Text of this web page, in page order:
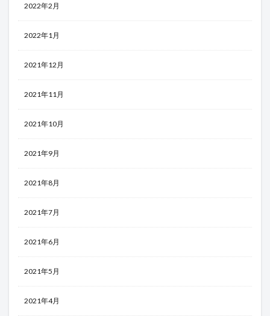
2022年2月
2022年1月
2021年12月
2021年11月
2021年10月
2021年9月
2021年8月
2021年7月
2021年6月
2021年5月
2021年4月